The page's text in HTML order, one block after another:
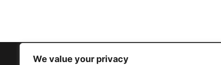
We value your privacy